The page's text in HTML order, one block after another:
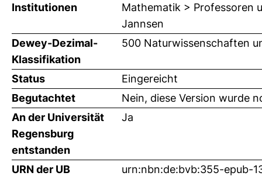
Institutionen
Mathematik > Professoren
Jannsen
Dewey-Dezimal-
Klassifikation
500 Naturwissenschaften
Status
Eingereicht
Begutachtet
Nein, diese Version wurde
An der Universität
Regensburg
entstanden
Ja
URN der UB
urn:nbn:de:bvb:355-epub-